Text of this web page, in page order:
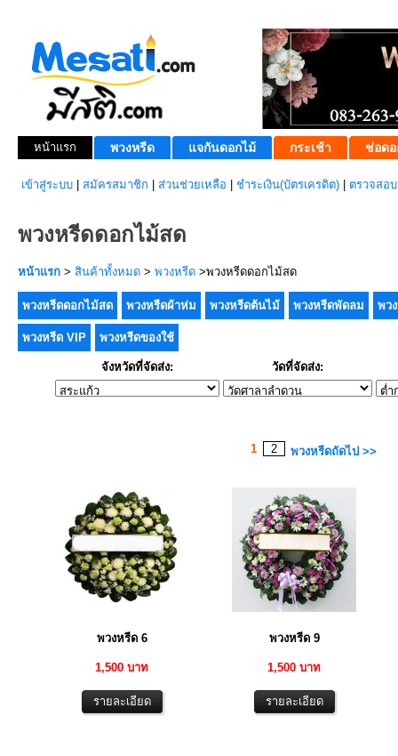
หน้าแรก พวงหรีด แจกันดอกไม้ กระเช้า ช่อดอ
เข้าสู่ระบบ สมัครสมาชิก ส่วนช่วยเหลือ ชำระเงิน(บัตรเครดิต) ตรวจสอ
พวงหรีดดอกไม้สด
หน้าแรก > สินค้าทั้งหมด > พวงหรีด >พวงหรีดดอกไม้สด
พวงหรีดดอกไม้สด พวงหรีดผ้าห่ม พวงหรีดต้นไม้ พวงหรีดพัดลม พว
พวงหรีด VIP พวงหรีดของใช้
จังหวัดที่จัดส่ง: วัดที่จัดส่ง:
1 2 พวงหรีดถัดไป >>
พวงหรีด 6
1,500 บาท
พวงหรีด 9
1,500 บาท